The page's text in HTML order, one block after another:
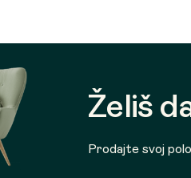
Želiš
Prodajte svoj